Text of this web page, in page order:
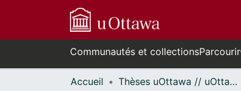
Communautés et collectionsParcourir
Accueil Thèses uOttawa // uOttawa Theses